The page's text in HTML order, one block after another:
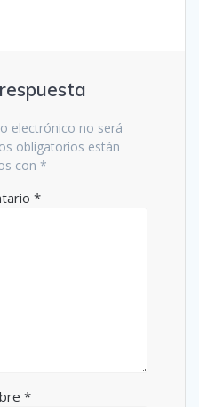
electrónico no será
obligatorios están
con *
*
*